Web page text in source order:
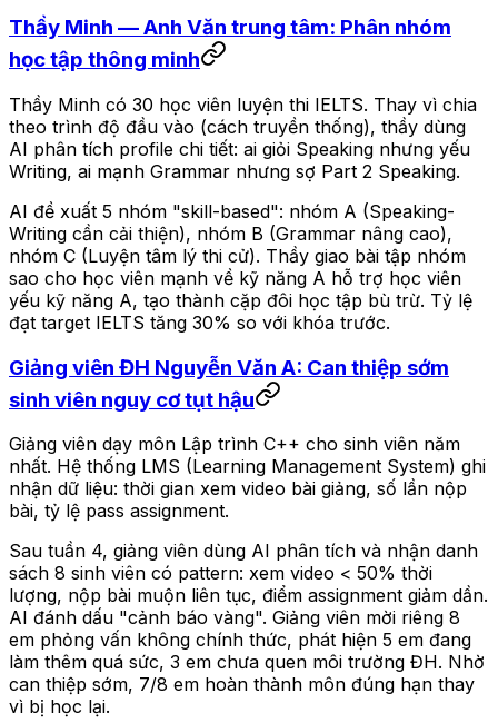
Thầy Minh — Anh Văn trung tâm: Phân nhóm
học tập thông minh
Thầy Minh có 30 học viên luyện thi IELTS. Thay vì chia
theo trình độ đầu vào (cách truyền thống), thầy dùng
AI phân tích profile chi tiết: ai giỏi Speaking nhưng yếu
Writing, ai mạnh Grammar nhưng sợ Part 2 Speaking.
AI đề xuất 5 nhóm "skill-based": nhóm A (Speaking-
Writing cần cải thiện), nhóm B (Grammar nâng cao),
nhóm C (Luyện tâm lý thi cử). Thầy giao bài tập nhóm
sao cho học viên mạnh về kỹ năng A hỗ trợ học viên
yếu kỹ năng A, tạo thành cặp đôi học tập bù trừ. Tỷ lệ
đạt target IELTS tăng 30% so với khóa trước.
Giảng viên ĐH Nguyễn Văn A: Can thiệp sớm
sinh viên nguy cơ tụt hậu
Giảng viên dạy môn Lập trình C++ cho sinh viên năm
nhất. Hệ thống LMS (Learning Management System) ghi
nhận dữ liệu: thời gian xem video bài giảng, số lần nộp
bài, tỷ lệ pass assignment.
Sau tuần 4, giảng viên dùng AI phân tích và nhận danh
sách 8 sinh viên có pattern: xem video < 50% thời
lượng, nộp bài muộn liên tục, điểm assignment giảm dần.
AI đánh dấu "cảnh báo vàng". Giảng viên mời riêng 8
em phỏng vấn không chính thức, phát hiện 5 em đang
làm thêm quá sức, 3 em chưa quen môi trường ĐH. Nhờ
can thiệp sớm, 7/8 em hoàn thành môn đúng hạn thay
vì bị học lại.